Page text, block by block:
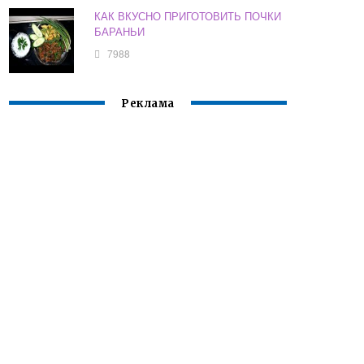
КАК ВКУСНО ПРИГОТОВИТЬ ПОЧКИ
БАРАНЬИ
7988
Реклама